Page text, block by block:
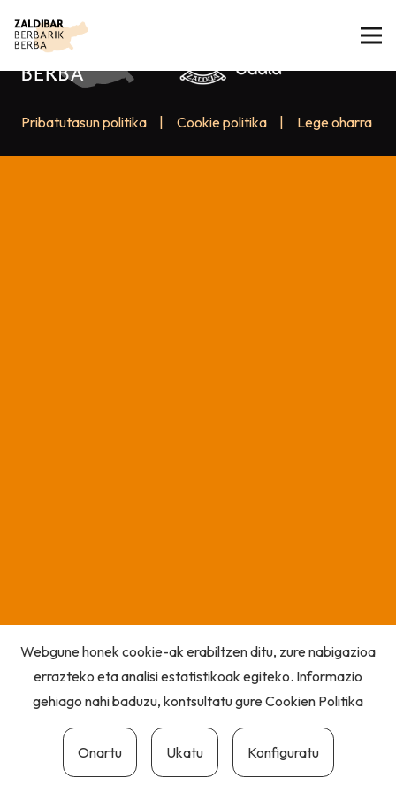
Pribatutasun politika Cookie politika Lege oharra
Webgune honek cookie-ak erabiltzen ditu, zure nabigazioa
errazteko eta analisi estatistikoak egiteko. Informazio
gehiago nahi baduzu, kontsultatu gureCookien Politika
Onartu Ukatu Konfiguratu